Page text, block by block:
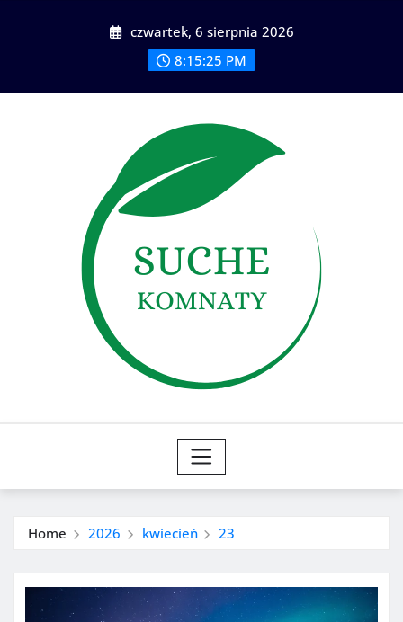
czwartek, 6 sierpnia 2026
8:15:26 PM
Home 2026 kwiecień 23